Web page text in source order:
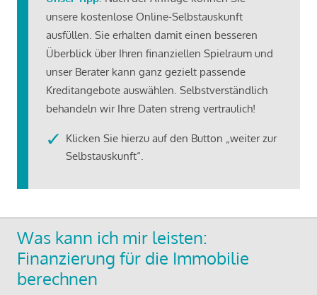
unsere kostenlose Online-Selbstauskunft
ausfüllen. Sie erhalten damit einen besseren
Überblick über Ihren finanziellen Spielraum und
unser Berater kann ganz gezielt passende
Kreditangebote auswählen. Selbstverständlich
behandeln wir Ihre Daten streng vertraulich!
Klicken Sie hierzu auf den Button „weiter zur
Selbstauskunft“.
Was kann ich mir leisten:
Finanzierung für die Immobilie
berechnen